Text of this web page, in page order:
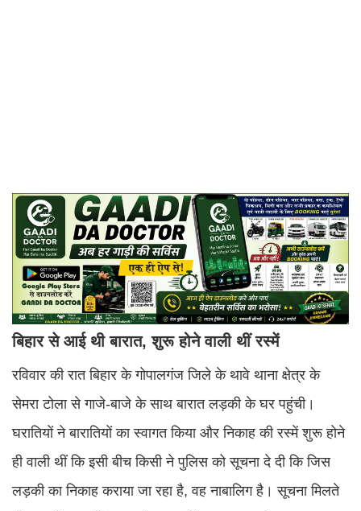
बिहार से आई थी बारात, शुरू होने वाली थीं रस्में
रविवार की रात बिहार के गोपालगंज जिले के थावे थाना क्षेत्र के
सेमरा टोला से गाजे-बाजे के साथ बारात लड़की के घर पहुंची।
घरातियों ने बारातियों का स्वागत किया और निकाह की रस्में शुरू होने
ही वाली थीं कि इसी बीच किसी ने पुलिस को सूचना दे दी कि जिस
लड़की का निकाह कराया जा रहा है, वह नाबालिग है। सूचना मिलते